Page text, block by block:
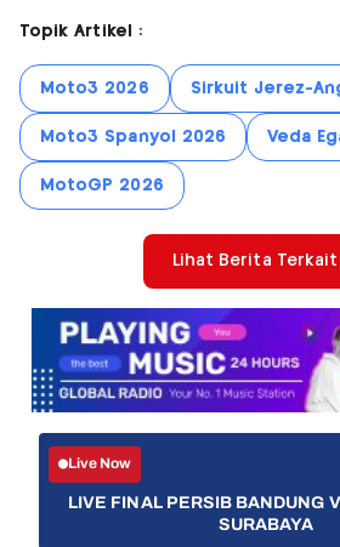
Topik Artikel :
Moto3 2026 Sirkuit Jerez-
Moto3 Spanyol 2026 Veda
MotoGP 2026
Lihat Berita Terkait
Live Now
LIVE FINAL PERSIB BANDUNG
SURABAYA